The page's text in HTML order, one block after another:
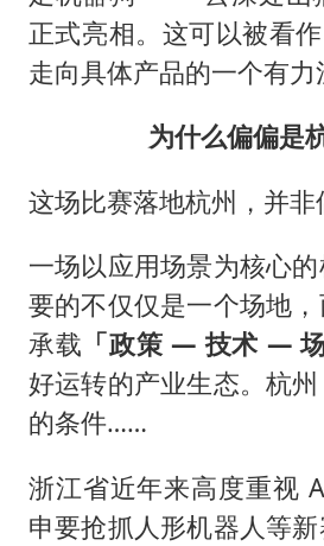
正式亮相。这可以被看
走向具体产品的一个有力
为什么偏偏是
这场比赛落地杭州，并非
一场以应用场景为核心
要的不仅仅是一个场地
承载 「政策 — 技术 —
好运转的产业生态。杭
的条件……
浙江省近年来高度重视
申要抢抓人形机器人等新